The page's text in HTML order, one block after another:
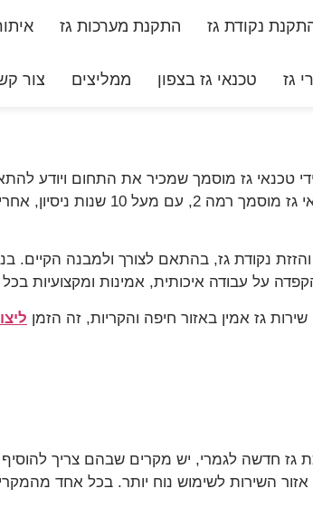
נקודת גז התקנת מערכות גז
גז טכנאי גז בצפון ממליצים צור
גז מוסמך שמכיר את התחום ויודע
, אריק שירותי גז, מקבלים שירות מקצועי
נקודת גז, בהתאם לצורך ולמבנה הקיים.
על עבודה איכותית, אמינות ומקצועיות
גז אמין באזור חיפה והקריות, זה הזמן
לגמרי, יש מקרים שבהם צריך להוסיף
השירות לשימוש נוח יותר. בכל אחד